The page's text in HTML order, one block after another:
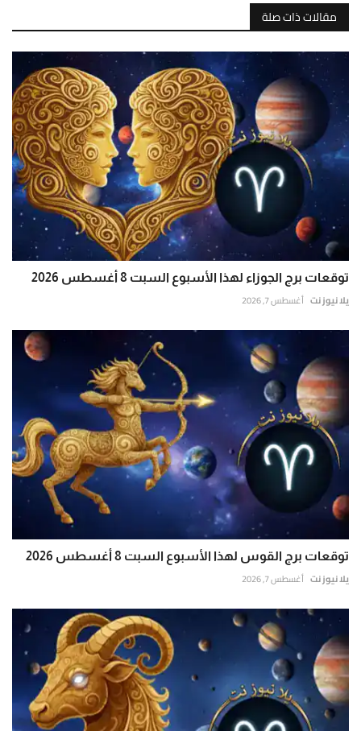
مقالات ذات صلة
توقعات برج الجوزاء لهذا الأسبوع السبت 8 أغسطس 2026
يلا نيوز نت أغسطس 7, 2026
توقعات برج القوس لهذا الأسبوع السبت 8 أغسطس 2026
يلا نيوز نت أغسطس 7, 2026